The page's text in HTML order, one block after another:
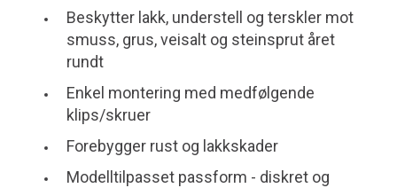
Beskytter lakk, understell og terskler mot
smuss, grus, veisalt og steinsprut året
rundt
Enkel montering med medfølgende
klips/skruer
Forebygger rust og lakkskader
Modelltilpasset passform - diskret og